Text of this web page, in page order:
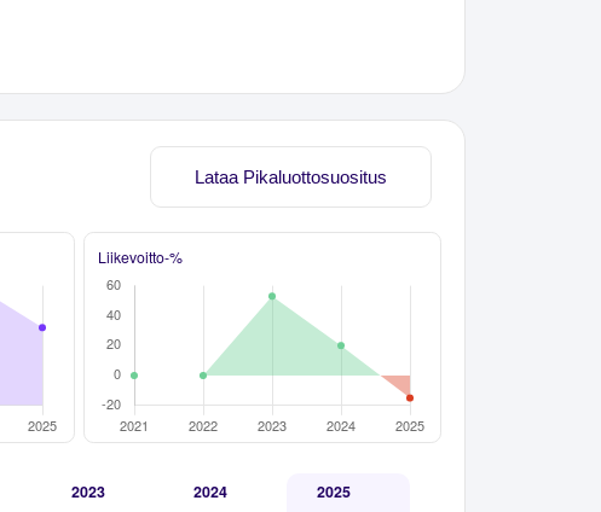
Lataa Pikaluottosuositus
Liikevoitto-%
2023 2024
2025